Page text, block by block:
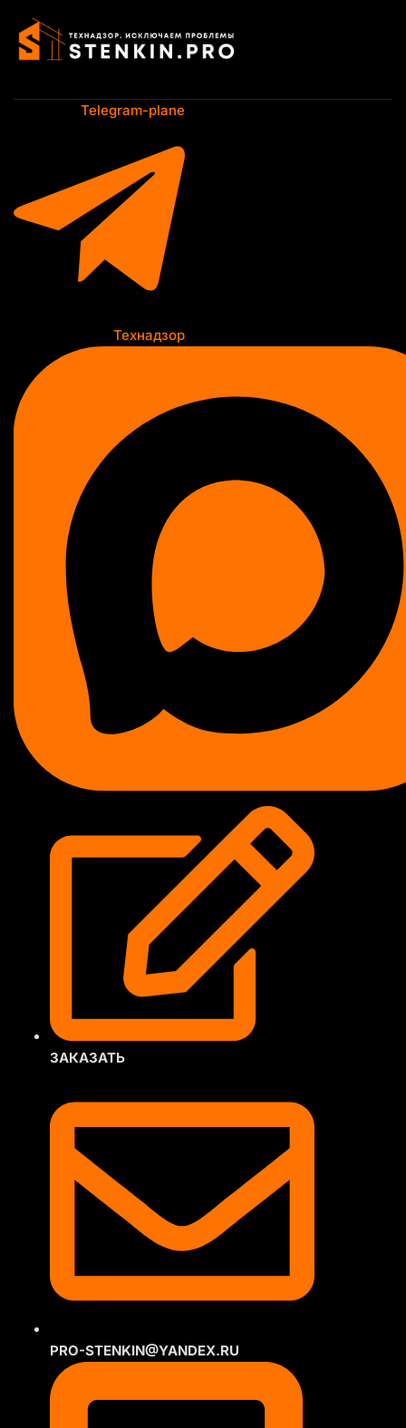
содержимому
Telegram-plane
Технадзор
ЗАКАЗАТЬ
PRO-STENKIN@YANDEX.RU